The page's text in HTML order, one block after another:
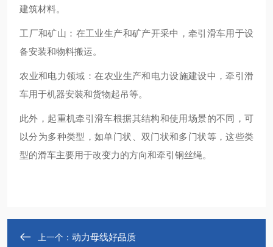
建筑材料。
‌工厂和矿山‌：在工业生产和矿产开采中，牵引滑车用于设
备安装和物料搬运。
‌农业和电力领域‌：在农业生产和电力设施建设中，牵引滑
车用于机器安装和货物起吊等‌。
此外，起重机牵引滑车根据其结构和使用场景的不同，可
以分为多种类型，如单门状、双门状和多门状等，这些类
型的滑车主要用于改变力的方向和牵引钢丝绳‌。
上一个： 动力母线好品质